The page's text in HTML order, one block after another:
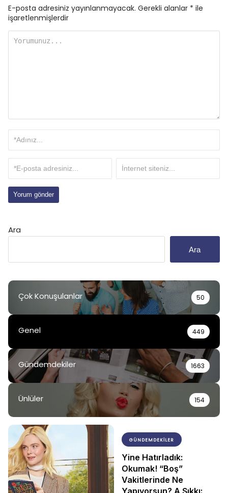
E-posta adresiniz yayınlanmayacak. Gerekli alanlar * ile
işaretlenmişlerdir
Ara
Ara
Çok Konuşulanlar 50
Genel 449
Gündemdekiler 1663
Ünlüler 154
GÜNDEMDEKILER
Yine Hatırladık:
Okumak! “Boş”
Vakitlerinde Ne
Yapıyorsun? A Şıkkı: